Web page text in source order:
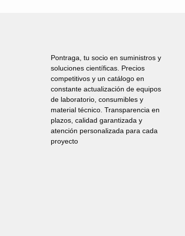
Pontraga, tu socio en suministros y
soluciones científicas. Precios
competitivos y un catálogo en
constante actualización de equipos
de laboratorio, consumibles y
material técnico. Transparencia en
plazos, calidad garantizada y
atención personalizada para cada
proyecto